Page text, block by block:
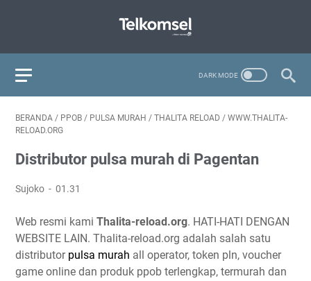
BERANDA / PPOB / PULSA MURAH / THALITA RELOAD / WWW.THALITA-
RELOAD.ORG
Distributor pulsa murah di Pagentan
Sujoko 01.31
Web resmi kami Thalita-reload.org. HATI-HATI DENGAN
WEBSITE LAIN. Thalita-reload.org adalah salah satu
distributor pulsa murah all operator, token pln, voucher
game online dan produk ppob terlengkap, termurah dan